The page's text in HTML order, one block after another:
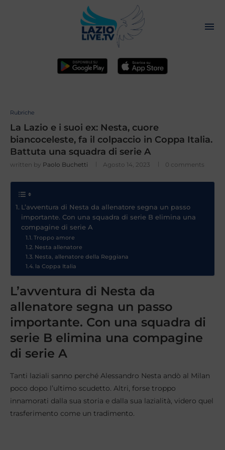
Rubriche
La Lazio e i suoi ex: Nesta, cuore
biancoceleste, fa il colpaccio in Coppa Italia.
Battuta una squadra di serie A
written by Paolo Buchetti Agosto 14, 2023 0 comments
L’avventura di Nesta da allenatore segna un passo
importante. Con una squadra di serie B elimina una
compagine di serie A
Troppo amore
Nesta allenatore
Nesta, allenatore della Reggiana
la Coppa Italia
L’avventura di Nesta da
allenatore segna un passo
importante. Con una squadra di
serie B elimina una compagine
di serie A
Tanti laziali sanno perché Alessandro Nesta andò al Milan
poco dopo l’ultimo scudetto. Altri, forse troppo
innamorati dalla sua storia e dalla sua lazialità, videro quel
trasferimento come un tradimento.